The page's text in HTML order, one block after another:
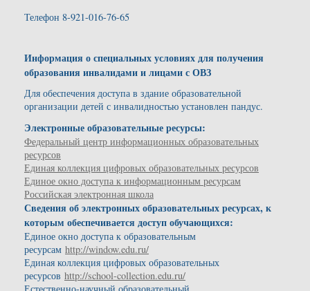
Телефон 8-921-016-76-65
Информация о специальных условиях для получения
образования инвалидами и лицами с ОВЗ
Для обеспечения доступа в здание образовательной
организации детей с инвалидностью установлен пандус.
Электронные образовательные ресурсы:
Федеральный центр информационных образовательных
ресурсов
Единая коллекция цифровых образовательных ресурсов
Единое окно доступа к информационным ресурсам
Российская электронная школа
Сведения об электронных образовательных ресурсах, к
которым обеспечивается доступ обучающихся:
Единое окно доступа к образовательным
ресурсам http://window.edu.ru/
Единая коллекция цифровых образовательных
ресурсов http://school-collection.edu.ru/